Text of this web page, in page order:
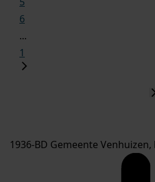
6
...
1
1936-BD Gemeente